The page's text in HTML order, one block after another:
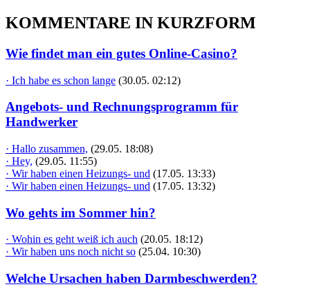
KOMMENTARE IN KURZFORM
Wie findet man ein gutes Online-Casino?
· Ich habe es schon lange (30.05. 02:12)
Angebots- und Rechnungsprogramm für
Handwerker
· Hallo zusammen, (29.05. 18:08)
· Hey, (29.05. 11:55)
· Wir haben einen Heizungs- und (17.05. 13:33)
· Wir haben einen Heizungs- und (17.05. 13:32)
Wo gehts im Sommer hin?
· Wohin es geht weiß ich auch (20.05. 18:12)
· Wir haben uns noch nicht so (25.04. 10:30)
Welche Ursachen haben Darmbeschwerden?